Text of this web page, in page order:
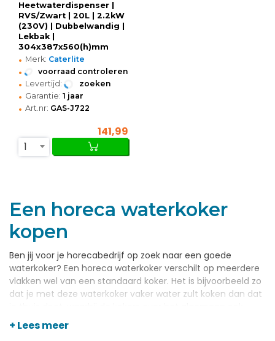
Heetwaterdispenser |
RVS/Zwart | 20L | 2.2kW
(230V) | Dubbelwandig |
Lekbak |
304x387x560(h)mm
• Merk: Caterlite
• voorraad controleren
• Levertijd: zoeken
• Garantie: 1 jaar
• Art.nr: GAS-J722
141,99
1
Een horeca waterkoker
kopen
Ben jij voor je horecabedrijf op zoek naar een goede
waterkoker? Een horeca waterkoker verschilt op meerdere
vlakken wel van een standaard koker. Het is bijvoorbeeld zo
dat je met deze waterkoker vaker water zult koken dan dat
groter zullen moeten zijn. Let er dan ook op dat je een koker
aanschaft die aan al je professionele wensen voldoet. Bij
+ Lees meer